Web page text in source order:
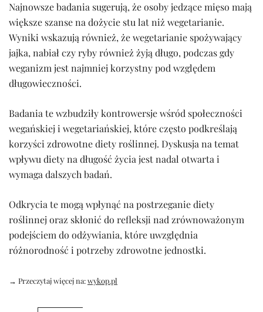
Najnowsze badania sugerują, że osoby jedzące mięso mają
większe szanse na dożycie stu lat niż wegetarianie.
Wyniki wskazują również, że wegetarianie spożywający
jajka, nabiał czy ryby również żyją długo, podczas gdy
weganizm jest najmniej korzystny pod względem
długowieczności.
Badania te wzbudziły kontrowersje wśród społeczności
wegańskiej i wegetariańskiej, które często podkreślają
korzyści zdrowotne diety roślinnej. Dyskusja na temat
wpływu diety na długość życia jest nadal otwarta i
wymaga dalszych badań.
Odkrycia te mogą wpłynąć na postrzeganie diety
roślinnej oraz skłonić do refleksji nad zrównoważonym
podejściem do odżywiania, które uwzględnia
różnorodność i potrzeby zdrowotne jednostki.
→ Przeczytaj więcej na:wykop.pl